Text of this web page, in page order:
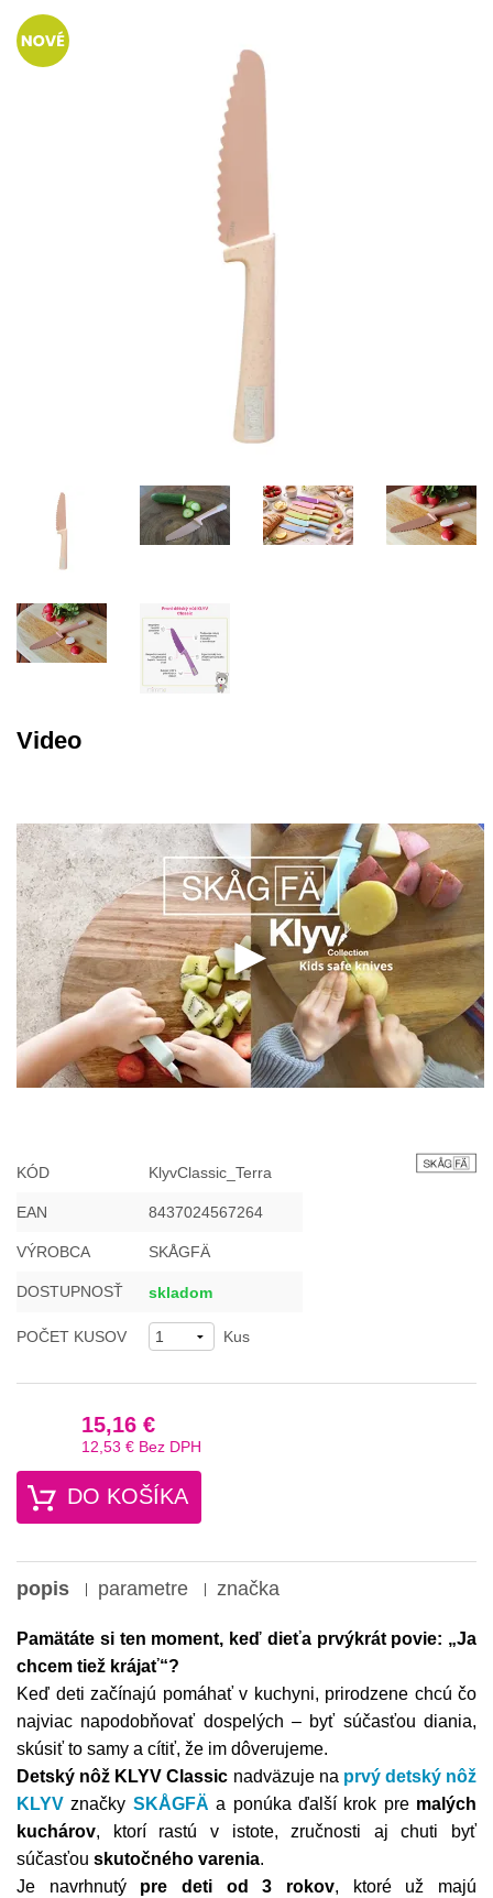
Video
KÓD KlyvClassic_Terra
EAN 8437024567264
VÝROBCA SKÅGFÄ
DOSTUPNOSŤ skladom
POČET KUSOV Kus
15,16 €
12,53 € Bez DPH
DO KOŠÍKA
popis parametre značka
Pamätáte si ten moment, keď dieťa prvýkrát povie: „Ja
chcem tiež krájať“?
Keď deti začínajú pomáhať v kuchyni, prirodzene chcú čo
najviac napodobňovať dospelých – byť súčasťou diania,
skúsiť to samy a cítiť, že im dôverujeme.
Detský nôž KLYV Classic nadväzuje na prvý detský nôž
KLYV značky SKÅGFÄ a ponúka ďalší krok pre malých
kuchárov, ktorí rastú v istote, zručnosti aj chuti byť
súčasťou skutočného varenia.
Je navrhnutý pre deti od 3 rokov, ktoré už majú